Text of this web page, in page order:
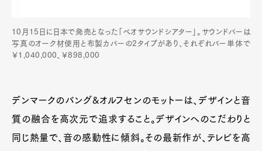
10月15日に日本で発売となった「ベオサウンドシアター」。サウンドバーは
写真のオーク材使用と布製カバーの2タイプがあり、それぞれバー単体で
￥1,040,000、￥898,000
デンマークのバング&オルフセンのモットーは、デザインと音
質の融合を高次元で追求すること。デザインへのこだわりと
同じ熱量で、音の感動性に傾斜。その最新作が、テレビを高